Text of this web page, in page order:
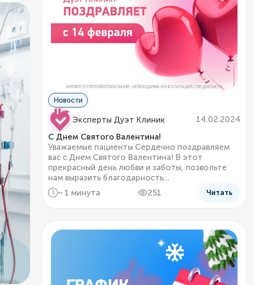
Новости
Эксперты Дуэт Клиник
14.02.2024
С Днем Святого Валентина!
Уважаемые пациенты Сердечно поздравляем
вас с Днем Святого Валентина! В этот
прекрасный день любви и заботы, позвольте
нам выразить благодарность...
~ 1 минута
251 Читать